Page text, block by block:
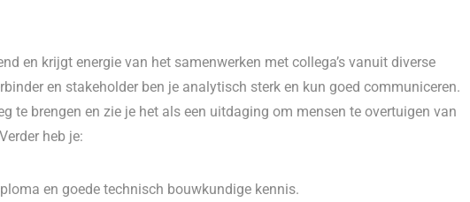
en krijgt energie van het samenwerken met collega’s vanuit diverse
en stakeholder ben je analytisch sterk en kun goed communiceren.
te brengen en zie je het als een uitdaging om mensen te overtuigen van
heb je:
en goede technisch bouwkundige kennis.